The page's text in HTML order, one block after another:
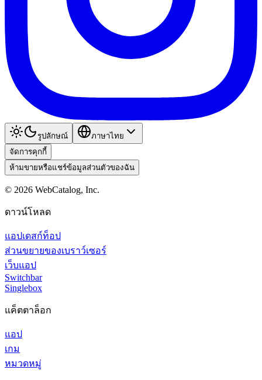
รูปลักษณ์
ภาษาไทย
จัดการคุกกี้
ห้ามขายหรือแชร์ข้อมูลส่วนตัวของฉัน
© 2026 WebCatalog, Inc.
ดาวน์โหลด
แอปเดสก์ท็อป
ส่วนขยายของเบราว์เซอร์
เว็บแอป
Switchbar
Singlebox
แค็ตตาล็อก
แอป
เกม
หมวดหมู่